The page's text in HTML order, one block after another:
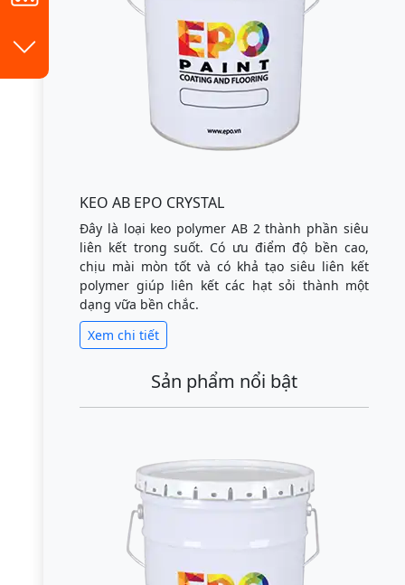
KEO AB EPO CRYSTAL
Đây là loại keo polymer AB 2 thành phần siêu
liên kết trong suốt. Có ưu điểm độ bền cao,
chịu mài mòn tốt và có khả tạo siêu liên kết
polymer giúp liên kết các hạt sỏi thành một
dạng vữa bền chắc.
Xem chi tiết
Sản phẩm nổi bật